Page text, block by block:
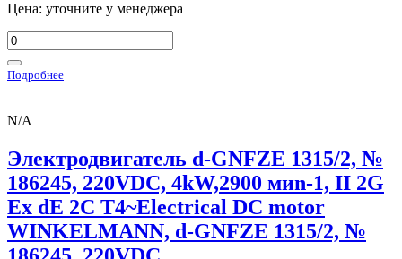
Цена: уточните у менеджера
Подробнее
N/A
Электродвигатель d-GNFZE 1315/2, №
186245, 220VDC, 4kW,2900 миn-1, II 2G
Ex dE 2C T4~Electrical DC motor
WINKELMANN, d-GNFZE 1315/2, №